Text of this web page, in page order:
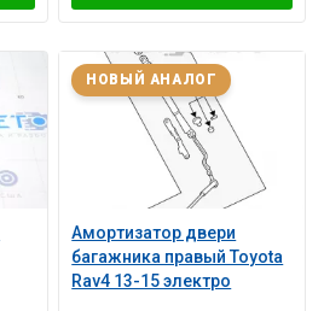
Амортизатор двери
багажника правый Toyota
Rav4 13-15 электро
НОВЫЙ АНАЛОГ